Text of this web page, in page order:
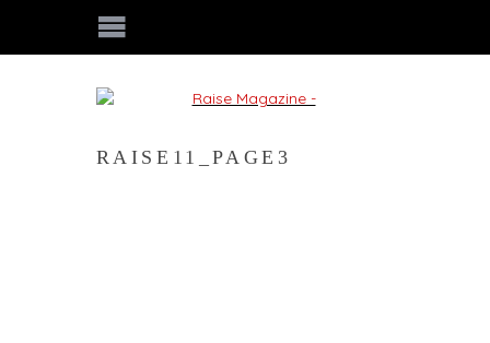
RAISE11_PAGE3